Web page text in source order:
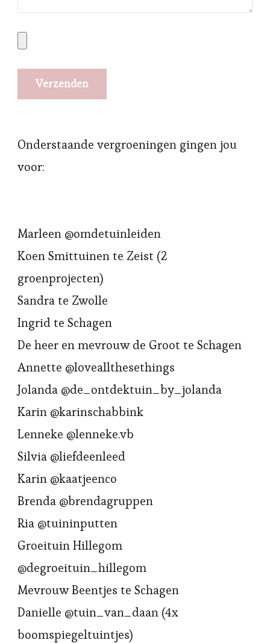
Onderstaande vergroeningen gingen jou
voor:
Marleen @omdetuinleiden
Koen Smittuinen te Zeist (2
groenprojecten)
Sandra te Zwolle
Ingrid te Schagen
De heer en mevrouw de Groot te Schagen
Annette @loveallthesethings
Jolanda @de_ontdektuin_by_jolanda
Karin @karinschabbink
Lenneke @lenneke.vb
Silvia @liefdeenleed
Karin @kaatjeenco
Brenda @brendagruppen
Ria @tuininputten
Groeituin Hillegom
@degroeituin_hillegom
Mevrouw Beentjes te Schagen
Danielle @tuin_van_daan (4x
boomspiegeltuintjes)